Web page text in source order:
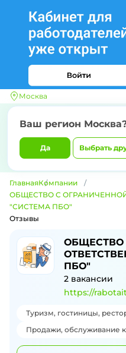
Москва
Ваш регион Москва
Да Выбрать
ГлавнаяКомпании
ОБЩЕСТВО С
"СИСТЕМА ПБО"
Отзывы
Отзывы о
ОБЩЕСТВО
ПБО"
2 вакансии
https://
Туризм, гостиницы,
Продажи, обслуживание